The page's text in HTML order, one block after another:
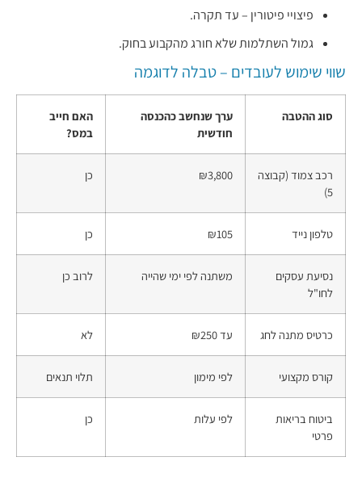
פיצויי פיטורין – עד תקרה.
גמול השתלמות שלא חורג מהקבוע בחוק.
שווי שימוש לעובדים – טבלה לדוגמה
סוג ההטבה
ערך שנחשב כהכנסה
חודשית
האם חייב
במס?
רכב צמוד (קבוצה
₪3,800
טלפון נייד ₪105
נסיעת עסקים
לחו"ל
משתנה לפי ימי שהייה לרוב כן
כרטיס מתנה לחג עד ₪250 לא
קורס מקצועי לפי מימון תלוי תנאים
ביטוח בריאות
פרטי
לפי עלות